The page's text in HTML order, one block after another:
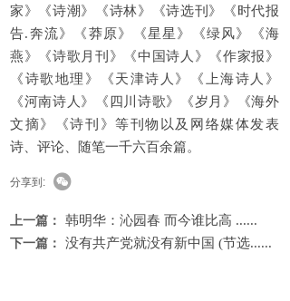
家》《诗潮》《诗林》《诗选刊》《时代报
告.奔流》《莽原》《星星》《绿风》《海
燕》《诗歌月刊》《中国诗人》《作家报》
《诗歌地理》《天津诗人》《上海诗人》
《河南诗人》《四川诗歌》《岁月》《海外
文摘》《诗刊》等刊物以及网络媒体发表
诗、评论、随笔一千六百余篇。
分享到:
上一篇： 韩明华：沁园春 而今谁比高 ......
下一篇： 没有共产党就没有新中国 (节选......